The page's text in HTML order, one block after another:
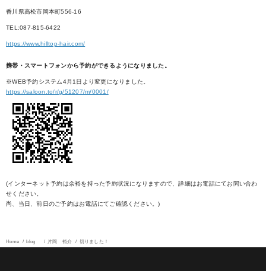
香川県高松市岡本町556-16
TEL:087-815-6422
https://www.hilltop-hair.com/
携帯・スマートフォンから予約ができるようになりました。
※WEB予約システム4月1日より変更になりました。
https://saloon.to/r/g/51207/m/0001/
(インターネット予約は余裕を持った予約状況になりますので、詳細はお電話にてお問い合わ
せください。
尚、当日、前日のご予約はお電話にてご確認ください。)
Home blog 片岡 裕介 切りました！